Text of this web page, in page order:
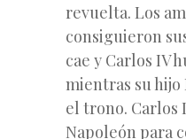
revuelta. Los
consiguieron
cae y Carlos IV
mientras su
el trono. Carlos
Napoleón para